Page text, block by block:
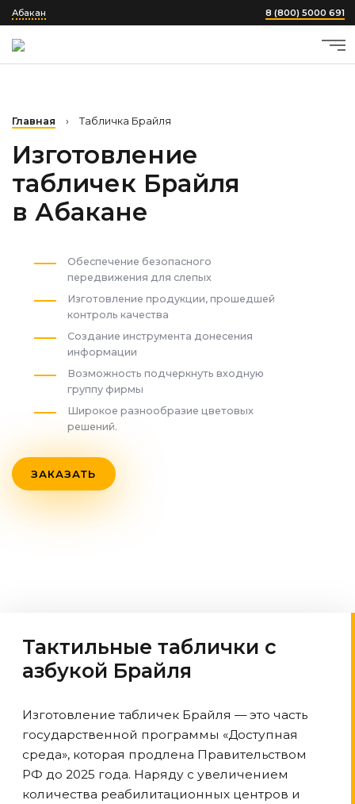
Абакан 8 (800) 5000 691
Главная › Табличка Брайля
Изготовление
табличек Брайля
в Абакане
Обеспечение безопасного
передвижения для слепых
Изготовление продукции, прошедшей
контроль качества
Создание инструмента донесения
информации
Возможность подчеркнуть входную
группу фирмы
Широкое разнообразие цветовых
решений.
ЗАКАЗАТЬ
Тактильные таблички с
азбукой Брайля
Изготовление табличек Брайля — это часть
государственной программы «Доступная
среда», которая продлена Правительством
РФ до 2025 года. Наряду с увеличением
количества реабилитационных центров и